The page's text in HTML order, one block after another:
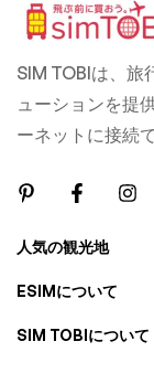
SIM TOBIは、旅
ューションを提
ーネットに接続
人気の観光地
ESIMについて
SIM TOBIについて